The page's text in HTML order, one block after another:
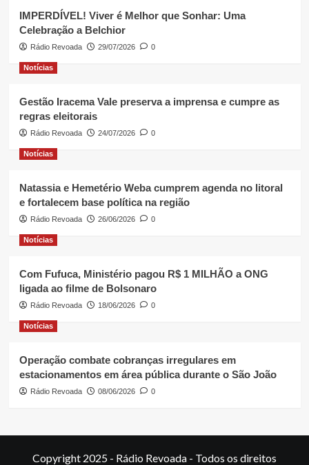
IMPERDÍVEL! Viver é Melhor que Sonhar: Uma
Celebração a Belchior
Rádio Revoada 29/07/2026 0
Notícias
Gestão Iracema Vale preserva a imprensa e cumpre as
regras eleitorais
Rádio Revoada 24/07/2026 0
Notícias
Natassia e Hemetério Weba cumprem agenda no litoral
e fortalecem base política na região
Rádio Revoada 26/06/2026 0
Notícias
Com Fufuca, Ministério pagou R$ 1 MILHÃO a ONG
ligada ao filme de Bolsonaro
Rádio Revoada 18/06/2026 0
Notícias
Operação combate cobranças irregulares em
estacionamentos em área pública durante o São João
Rádio Revoada 08/06/2026 0
Copyright 2025 - Rádio Revoada - Todos os direitos